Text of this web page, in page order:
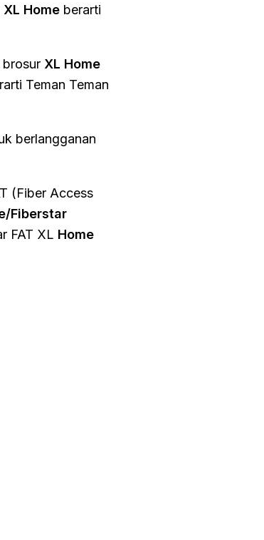
XL Home berarti
XL Home
Teman Teman
berlangganan
(Fiber Access
Fiberstar
FAT XL Home